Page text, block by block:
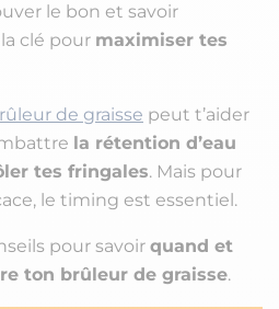
le bon et savoir
clé pour maximiser tes
de graisse peut t’aider
la rétention d’eau
tes fringales. Mais pour
le timing est essentiel.
pour savoir quand et
ton brûleur de graisse.